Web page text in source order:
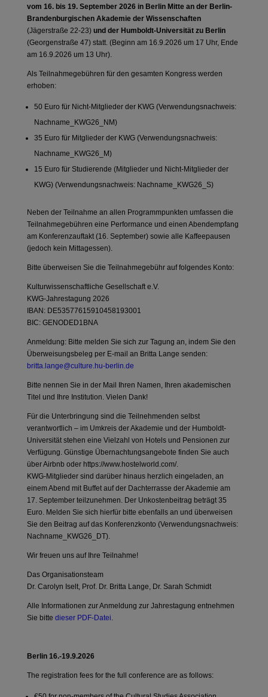
vom 16. bis 19. September 2026 in Berlin Mitte an der Berlin-
Brandenburgischen Akademie der Wissenschaften
(Jägerstraße 22-23) und der Humboldt-Universität zu Berlin
(Georgenstraße 47) statt. (Beginn am 16.9.2026 um 17 Uhr, Ende
am 16.9.2026 um 13 Uhr).
Als Teilnahmegebühren für den gesamten Kongress werden
erhoben:
50 Euro für Nicht-Mitglieder der KWG (Verwendungsnachweis:
Nachname_KWG26_NM)
35 Euro für Mitglieder der KWG (Verwendungsnachweis:
Nachname_KWG26_M)
15 Euro für Studierende (Mitglieder und Nicht-Mitglieder der
KWG) (Verwendungsnachweis: Nachname_KWG26_S)
Neben der Teilnahme an allen Programmpunkten umfassen die
Teilnahmegebühren eine Performance und einen Abendempfang
am Konferenzauftakt (16. September) sowie alle Kaffeepausen
(jedoch kein Mittagessen).
Bitte überweisen Sie die Teilnahmegebühr auf folgendes Konto:
Kulturwissenschaftliche Gesellschaft e.V.
KWG-Jahrestagung 2026
IBAN: DE53577615910458193001
BIC: GENODED1BNA
Anmeldung: Bitte melden Sie sich zur Tagung an, indem Sie den
Überweisungsbeleg per E-mail an Britta Lange senden:
britta.lange@culture.hu-berlin.de
Bitte nennen Sie in der Mail Ihren Namen, Ihren akademischen
Titel und Ihre Institution. Vielen Dank!
Für die Unterbringung sind die Teilnehmenden selbst
verantwortlich – im Umkreis der Akademie und der Humboldt-
Universität stehen eine Vielzahl von Hotels und Pensionen zur
Verfügung. Günstige Übernachtungsangebote finden Sie auch
über Airbnb oder https://www.hostelworld.com/.
KWG-Mitglieder sind darüber hinaus herzlich eingeladen, an
einem Abend mit Buffet auf der Dachterrasse der Akademie am
17. September teilzunehmen. Der Unkostenbeitrag beträgt 35
Euro. Melden Sie sich hierfür bitte ebenfalls an und überweisen
Sie den Beitrag auf das Konferenzkonto (Verwendungsnachweis:
Nachname_KWG26_DT).
Wir freuen uns auf Ihre Teilnahme!
Das Organisationsteam
Dr. Carolyn Iselt, Prof. Dr. Britta Lange, Dr. Sarah Schmidt
Alle Informationen zur Anmeldung zur Jahrestagung entnehmen
Sie bitte dieser PDF-Datei.
Berlin 16.-19.9.2026
The registration fees for the full conference are as follows: